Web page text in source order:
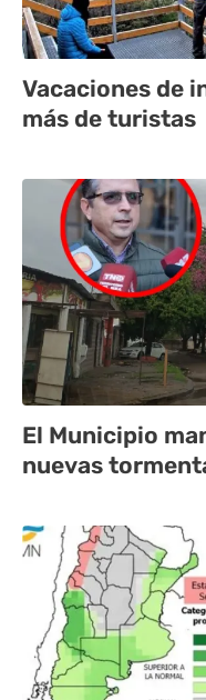
Vacaciones de
más de turistas
El Municipio
nuevas